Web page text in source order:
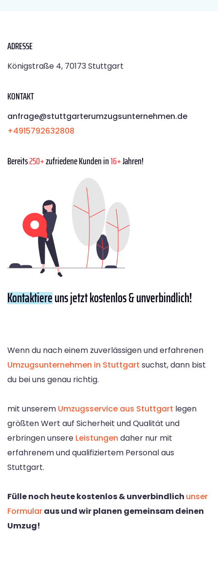
ADRESSE
Königstraße 4, 70173 Stuttgart
KONTAKT
anfrage@stuttgarterumzugsunternehmen.de
+4915792632808
Bereits250+zufriedene Kunden in16+Jahren!
Kontaktiereuns jetzt kostenlos & unverbindlich!
Wenn du nach einem zuverlässigen und erfahrenen
Umzugsunternehmen in Stuttgart suchst, dann bist
du bei uns genau richtig.
mit unserem Umzugsservice aus Stuttgart legen
größten Wert auf Sicherheit und Qualität und
erbringen unsere Leistungen daher nur mit
erfahrenem und qualifiziertem Personal aus
Stuttgart.
Fülle noch heute kostenlos & unverbindlich unser
Formularaus und wir planen gemeinsam deinen
Umzug!